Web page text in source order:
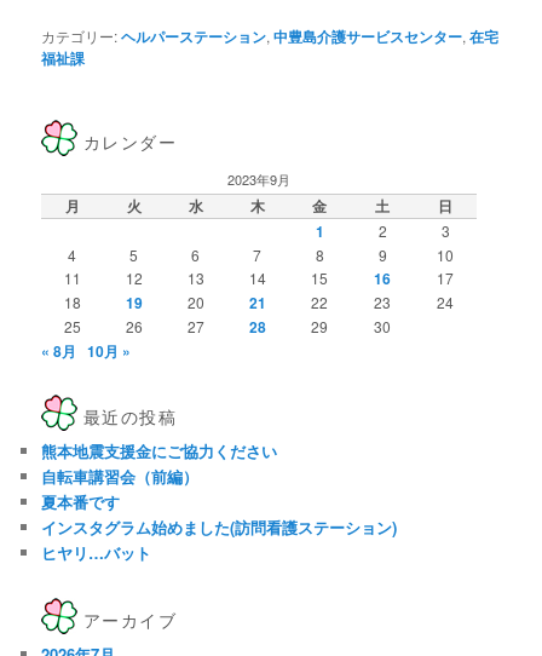
カテゴリー:ヘルパーステーション,中豊島介護サービスセンター,在宅
福祉課
カレンダー
2023年9月
月 火 水 木 金 土
日
1
2
3
4
5 6 7 8 9
10
11
12 13 14 15 16
17
18
19 20 21 22 23
24
25
26 27 28 29 30
« 8月 10月 »
最近の投稿
熊本地震支援金にご協力ください
自転車講習会（前編）
夏本番です
インスタグラム始めました(訪問看護ステーション)
ヒヤリ…バット
アーカイブ